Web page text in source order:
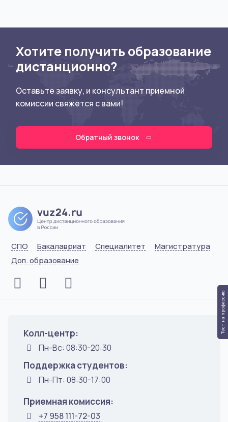
Хотите получить образование
дистанционно?
Оставьте заявку, и консультант приемной
комиссии свяжется с вами!
Обратный звонок
СПО Бакалавриат Специалитет
Магистратура
Доп. образование
Колл-центр:
Пн-Вс: 08:30-20:30
Поддержка студентов:
Пн-Пт: 08:30-17:00
Приемная комиссия:
+7 958 111-72-03
Тест на профессию